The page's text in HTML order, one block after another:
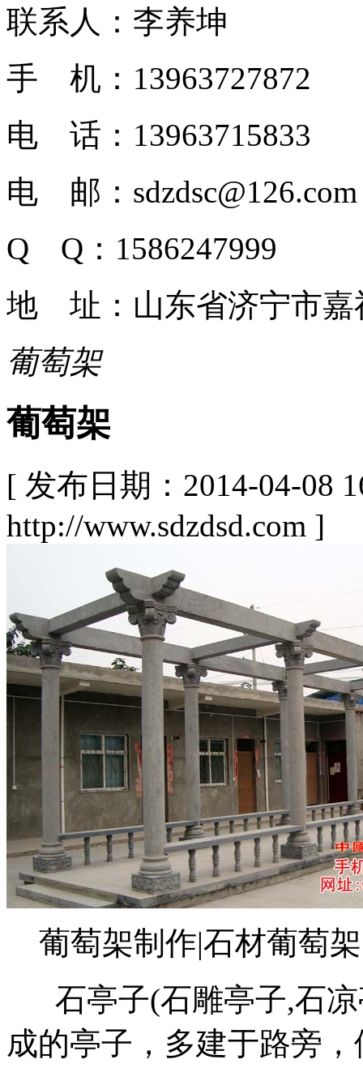
联系人：李养坤
手 机：13963727872
电 话：13963715833
电 邮：sdzdsc@126.com
Q Q：1586247999
地 址：山东省济宁市嘉
葡萄架
葡萄架
[ 发布日期：2014-04-08
http://www.sdzdsd.com ]
葡萄架制作|石材葡萄
石亭子(石雕亭子,石凉
成的亭子，多建于路旁